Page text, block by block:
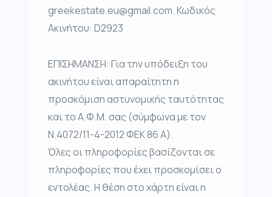
greekestate.eu@gmail.com. Κωδικός
Ακινήτου: D2923
ΕΠΙΣΗΜΑΝΣΗ: Για την υπόδειξη του
ακινήτου είναι απαραίτητη η
προσκόμιση αστυνομικής ταυτότητας
και το Α.Φ.Μ. σας (σύμφωνα με τον
Ν.4072/11-4-2012 ΦΕΚ 86 Α).
Όλες οι πληροφορίες βασίζονται σε
πληροφορίες που έχει προσκομίσει ο
εντολέας. Η θέση στο χάρτη είναι η